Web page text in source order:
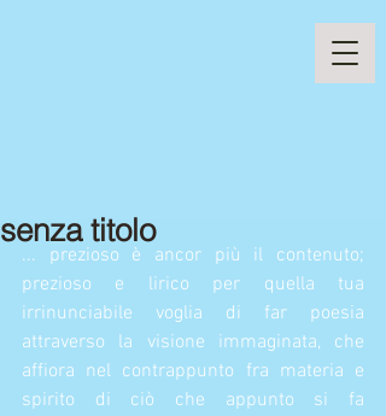
senza titolo
... prezioso è ancor più il contenuto;
prezioso e lirico per quella tua
irrinunciabile voglia di far poesia
attraverso la visione immaginata, che
affiora nel contrappunto fra materia e
spirito di ciò che appunto si fa